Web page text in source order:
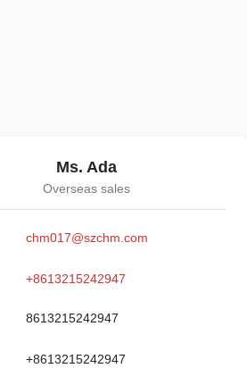
Ms. Ada
Overseas sales
chm017@szchm.com
+8613215242947
8613215242947
+8613215242947